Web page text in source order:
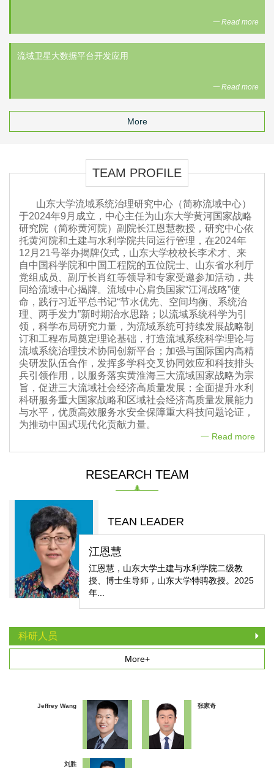
一 Read more
流域卫星大数据平台开发应用
一 Read more
More
TEAM PROFILE
山东大学流域系统治理研究中心（简称流域中心）
于2024年9月成立，中心主任为山东大学黄河国家战略
研究院（简称黄河院）副院长江恩慧教授，研究中心依
托黄河院和土建与水利学院共同运行管理，在2024年
12月21号举办揭牌仪式，山东大学校校长李术才、来
自中国科学院和中国工程院的五位院士、山东省水利厅
党组成员、副厅长肖红等领导和专家受邀参加活动，共
同给流域中心揭牌。流域中心肩负国家“江河战略”使
命，践行习近平总书记“节水优先、空间均衡、系统治
理、两手发力”新时期治水思路；以流域系统科学为引
领，科学布局研究力量，为流域系统可持续发展战略制
订和工程布局奠定理论基础，打造流域系统科学理论与
流域系统治理技术协同创新平台；加强与国际国内高精
尖研发队伍合作，发挥多学科交叉协同效应和科技排头
兵引领作用，以服务落实黄淮海三大流域国家战略为宗
旨，促进三大流域社会经济高质量发展；全面提升水利
科研服务重大国家战略和区域社会经济高质量发展能力
与水平，优质高效服务水安全保障重大科技问题论证，
为推动中国式现代化贡献力量。
一 Read more
RESEARCH TEAM
TEAN LEADER
江恩慧
江恩慧，山东大学土建与水利学院二级教
授、博士生导师，山东大学特聘教授。2025
年...
科研人员
More+
Jeffrey Wang 张家奇
刘胜